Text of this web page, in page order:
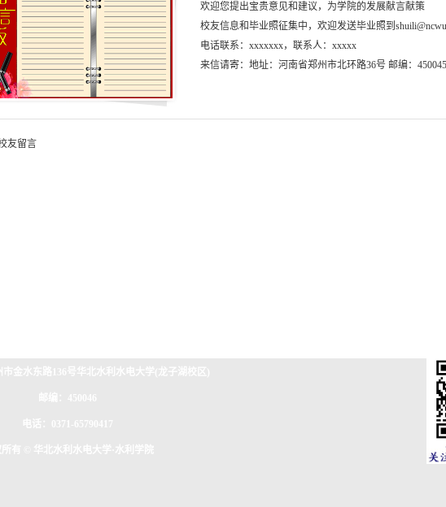
欢迎您提出宝贵意见和建议，为学院的发展献言献策
校友信息和毕业照征集中，欢迎发送毕业照到
电话联系：xxxxxxx，联系人：xxxxx
来信请寄：地址：河南省郑州市北环路36号 邮编：
友留言